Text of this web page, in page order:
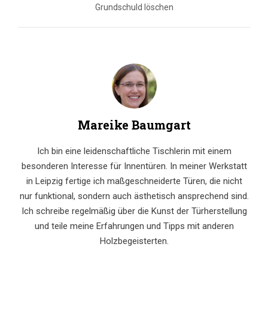
Grundschuld löschen
Mareike Baumgart
Ich bin eine leidenschaftliche Tischlerin mit einem
besonderen Interesse für Innentüren. In meiner Werkstatt
in Leipzig fertige ich maßgeschneiderte Türen, die nicht
nur funktional, sondern auch ästhetisch ansprechend sind.
Ich schreibe regelmäßig über die Kunst der Türherstellung
und teile meine Erfahrungen und Tipps mit anderen
Holzbegeisterten.